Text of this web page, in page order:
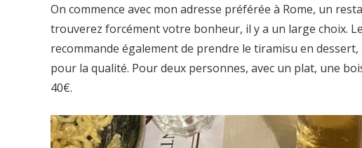
On commence avec mon adresse préférée à Rome, un
trouverez forcément votre bonheur, il y a un large choix.
recommande également de prendre le tiramisu en
pour la qualité. Pour deux personnes, avec un plat, une
40€.